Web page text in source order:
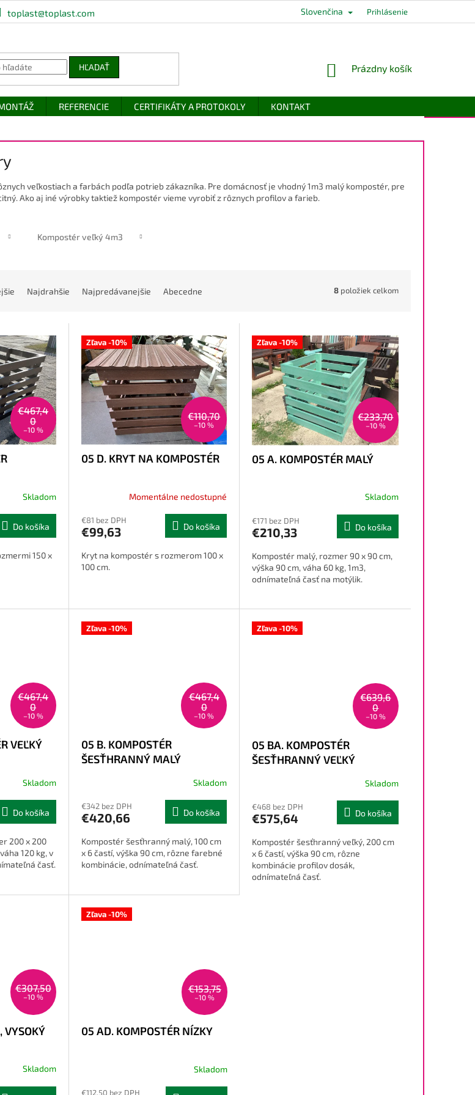
toplast@toplast.com Slovenčina Prihlásenie
HĽADAŤ
NÁKUPNÝ
Prázdny košík
REFERENCIE CERTIFIKÁTY A PROTOKOLY KONTAKT
veľkostiach a farbách podľa potrieb zákazníka. Pre domácnosť je vhodný 1m3 malý kompostér, pre
Ako aj iné výrobky taktiež kompostér vieme vyrobiť z rôznych profilov a farieb.
Kompostér veľký 4m3
Najdrahšie Najpredávanejšie Abecedne 8 položiek celkom
€467,4
0
–10 %
Skladom
Do košíka
150 x
Zľava -10%
€110,70
–10 %
05 D. KRYT NA KOMPOSTÉR
Momentálne nedostupné
€81 bez DPH
€99,63 Do košíka
Kryt na kompostér s rozmerom 100 x
100 cm.
Zľava -10%
€233,70
–10 %
05 A. KOMPOSTÉR MALÝ
Skladom
€171 bez DPH
€210,33 Do košíka
Kompostér malý, rozmer 90 x 90 cm,
výška 90 cm, váha 60 kg, 1m3,
odnímateľná časť na motýlik.
€467,4
0
–10 %
VEĽKÝ
Skladom
Do košíka
200 x 200
120 kg, v
časť.
Zľava -10%
€467,4
0
–10 %
05 B. KOMPOSTÉR
ŠESŤHRANNÝ MALÝ
Skladom
€342 bez DPH
€420,66 Do košíka
Kompostér šesťhranný malý, 100 cm
x 6 častí, výška 90 cm, rôzne farebné
kombinácie, odnímateľná časť.
Zľava -10%
€639,6
0
–10 %
05 BA. KOMPOSTÉR
ŠESŤHRANNÝ VEĽKÝ
Skladom
€468 bez DPH
€575,64 Do košíka
Kompostér šesťhranný veľký, 200 cm
x 6 častí, výška 90 cm, rôzne
kombinácie profilov dosák,
odnímateľná časť.
€307,50
–10 %
VYSOKÝ
Skladom
Zľava -10%
€153,75
–10 %
05 AD. KOMPOSTÉR NÍZKY
Skladom
€112,50 bez DPH